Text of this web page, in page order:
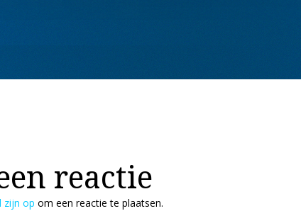
reactie
zijn op om een reactie te plaatsen.